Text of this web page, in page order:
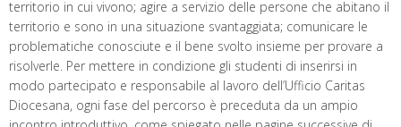
territorio in cui vivono; agire a servizio delle persone che abitano il
territorio e sono in una situazione svantaggiata; comunicare le
problematiche conosciute e il bene svolto insieme per provare a
risolverle. Per mettere in condizione gli studenti di inserirsi in
modo partecipato e responsabile al lavoro dell’Ufficio Caritas
Diocesana, ogni fase del percorso è preceduta da un ampio